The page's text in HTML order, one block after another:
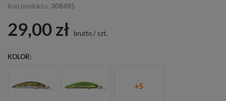
Kod produktu: 308485
29,00 zł brutto/szt.
KOLOR
+5